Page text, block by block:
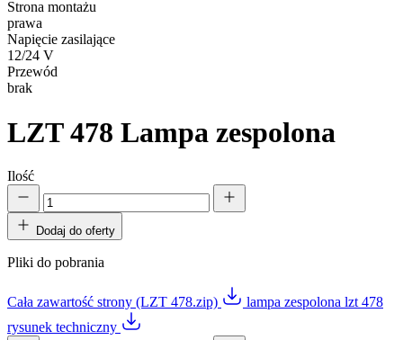
Strona montażu
prawa
Napięcie zasilające
12/24 V
Przewód
brak
LZT 478 Lampa zespolona
Ilość
Dodaj do oferty
Pliki do pobrania
Cała zawartość strony (LZT 478.zip)
lampa zespolona lzt 478
rysunek techniczny